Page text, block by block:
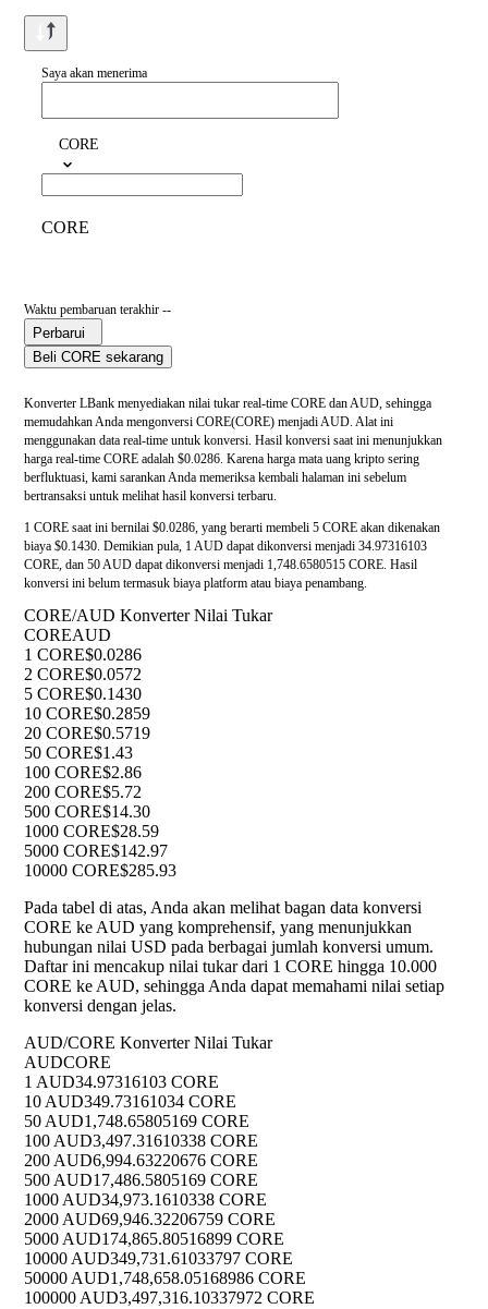
Saya akan menerima
CORE
CORE
Waktu pembaruan terakhir --
Perbarui
Beli CORE sekarang
Konverter LBank menyediakan nilai tukar real-time CORE dan AUD, sehingga
memudahkan Anda mengonversi CORE(CORE) menjadi AUD. Alat ini
menggunakan data real-time untuk konversi. Hasil konversi saat ini menunjukkan
harga real-time CORE adalah $0.0286. Karena harga mata uang kripto sering
berfluktuasi, kami sarankan Anda memeriksa kembali halaman ini sebelum
bertransaksi untuk melihat hasil konversi terbaru.
1 CORE saat ini bernilai $0.0286, yang berarti membeli 5 CORE akan dikenakan
biaya $0.1430. Demikian pula, 1 AUD dapat dikonversi menjadi 34.97316103
CORE, dan 50 AUD dapat dikonversi menjadi 1,748.6580515 CORE. Hasil
konversi ini belum termasuk biaya platform atau biaya penambang.
CORE/AUD Konverter Nilai Tukar
COREAUD
1 CORE$0.0286
2 CORE$0.0572
5 CORE$0.1430
10 CORE$0.2859
20 CORE$0.5719
50 CORE$1.43
100 CORE$2.86
200 CORE$5.72
500 CORE$14.30
1000 CORE$28.59
5000 CORE$142.97
10000 CORE$285.93
Pada tabel di atas, Anda akan melihat bagan data konversi
CORE ke AUD yang komprehensif, yang menunjukkan
hubungan nilai USD pada berbagai jumlah konversi umum.
Daftar ini mencakup nilai tukar dari 1 CORE hingga 10.000
CORE ke AUD, sehingga Anda dapat memahami nilai setiap
konversi dengan jelas.
AUD/CORE Konverter Nilai Tukar
AUDCORE
1 AUD34.97316103 CORE
10 AUD349.73161034 CORE
50 AUD1,748.65805169 CORE
100 AUD3,497.31610338 CORE
200 AUD6,994.63220676 CORE
500 AUD17,486.5805169 CORE
1000 AUD34,973.1610338 CORE
2000 AUD69,946.32206759 CORE
5000 AUD174,865.80516899 CORE
10000 AUD349,731.61033797 CORE
50000 AUD1,748,658.05168986 CORE
100000 AUD3,497,316.10337972 CORE